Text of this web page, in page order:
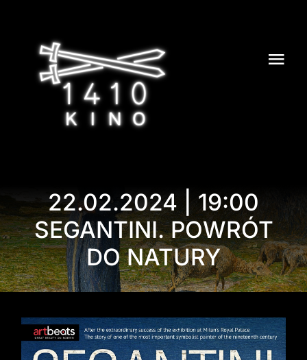
zawartości
KINO 1410
BILETY
BAR
ARTYKUŁY
WYNAJMIJ
22.02.2024 | 19:00
SEGANTINI. POWRÓT
DO NATURY